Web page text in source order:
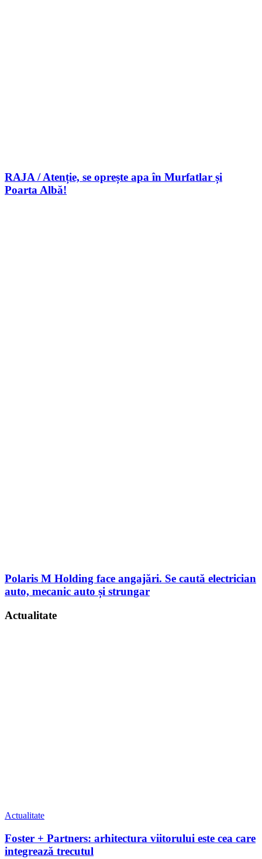
RAJA / Atenție, se oprește apa în Murfatlar și
Poarta Albă!
Polaris M Holding face angajări. Se caută electrician
auto, mecanic auto și strungar
Actualitate
Actualitate
Foster + Partners: arhitectura viitorului este cea care
integrează trecutul